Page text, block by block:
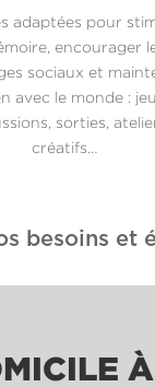
adaptées pour
encourager
sociaux et
avec le monde :
sorties,
créatifs…
besoins et